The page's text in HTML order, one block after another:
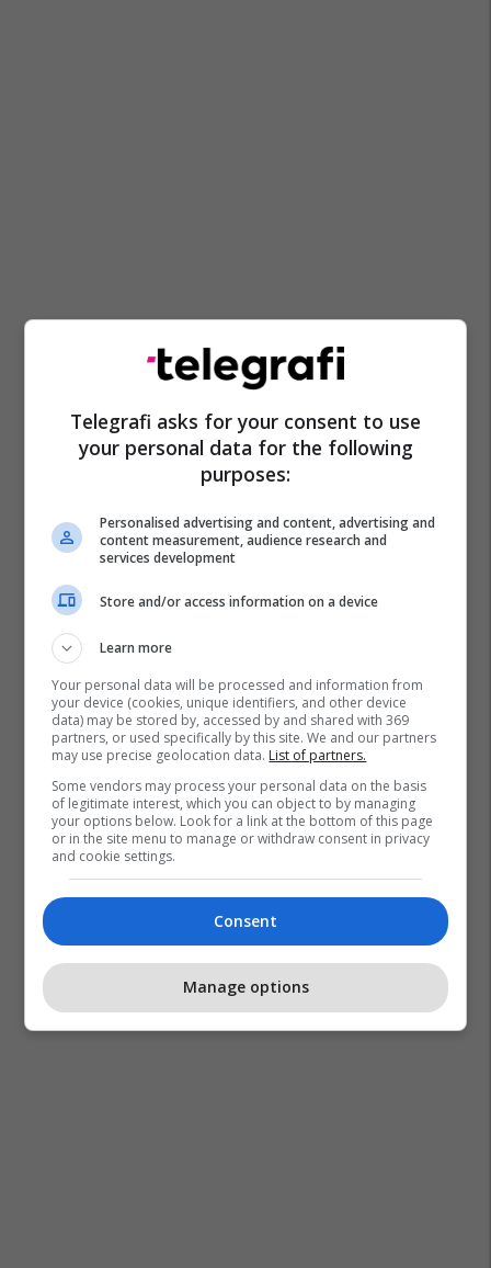
Telegrafi asks for your consent to use
your personal data for the following
purposes:
Personalised advertising and content, advertising and
content measurement, audience research and
services development
Store and/or access information on a device
Learn more
Your personal data will be processed and information from
your device (cookies, unique identifiers, and other device
data) may be stored by, accessed by and shared with 369
partners, or used specifically by this site. We and our partners
may use precise geolocation data. List of partners.
Some vendors may process your personal data on the basis
of legitimate interest, which you can object to by managing
your options below. Look for a link at the bottom of this page
or in the site menu to manage or withdraw consent in privacy
and cookie settings.
Consent
Manage options